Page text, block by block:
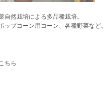
自然栽培による多品種栽培。
ップコーン用コーン、各種野菜など。
ちら